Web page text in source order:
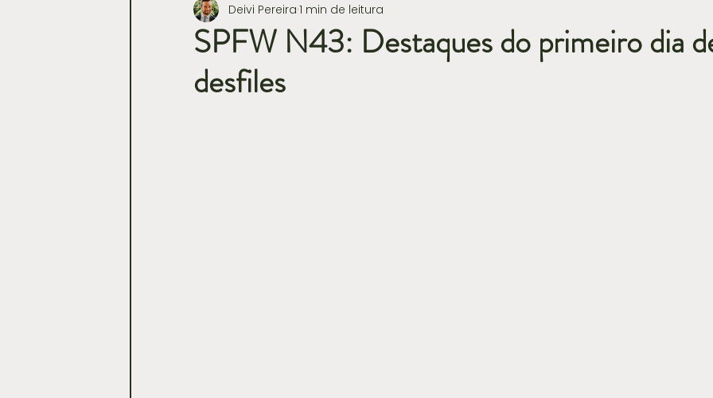
Cultura Gastronomia e Viagens
Casamentos
SPFW N43: Destaques do primeiro dia
desfiles
Deivi Pereira 1 min de leitura